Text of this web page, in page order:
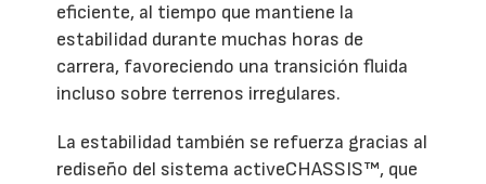
eficiente, al tiempo que mantiene la
estabilidad durante muchas horas de
carrera, favoreciendo una transición fluida
incluso sobre terrenos irregulares.
La estabilidad también se refuerza gracias al
rediseño del sistema activeCHASSIS™, que